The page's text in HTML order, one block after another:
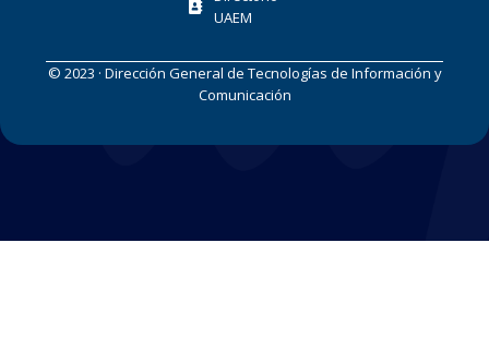
UAEM
© 2023 · Dirección General de Tecnologías de Información y
Comunicación